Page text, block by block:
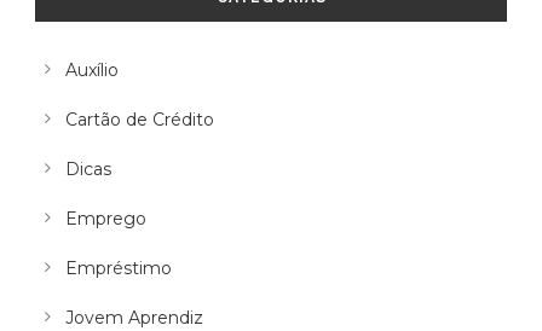
Auxílio
Cartão de Crédito
Dicas
Emprego
Empréstimo
Jovem Aprendiz